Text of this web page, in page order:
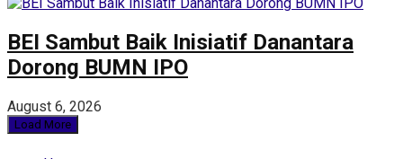
BEI Sambut Baik Inisiatif Danantara
Dorong BUMN IPO
August 6, 2026
Load More